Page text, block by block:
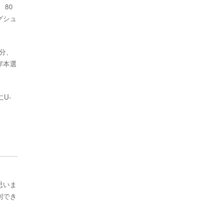
80
シュ
本選
U-
ま
き